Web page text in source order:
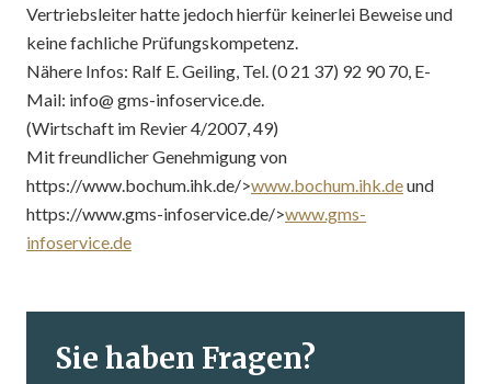
Vertriebsleiter hatte jedoch hierfür keinerlei Beweise und
keine fachliche Prüfungskompetenz.
Nähere Infos: Ralf E. Geiling, Tel. (0 21 37) 92 90 70, E-
Mail: info@ gms-infoservice.de.
(Wirtschaft im Revier 4/2007, 49)
Mit freundlicher Genehmigung von
https://www.bochum.ihk.de/>www.bochum.ihk.deund
https://www.gms-infoservice.de/>www.gms-
infoservice.de
Sie haben Fragen?